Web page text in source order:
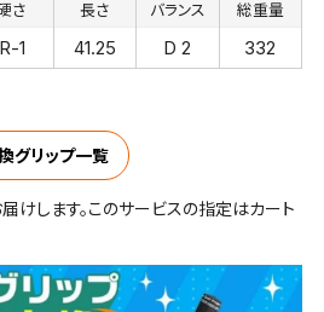
さ
R-1
長さ
41.25
バランス
D 2
総重量
332
グリップ一覧
けします。このサービスの指定はカート